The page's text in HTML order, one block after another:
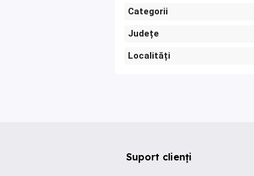
Categorii
Județe
Localități
Suport clienți